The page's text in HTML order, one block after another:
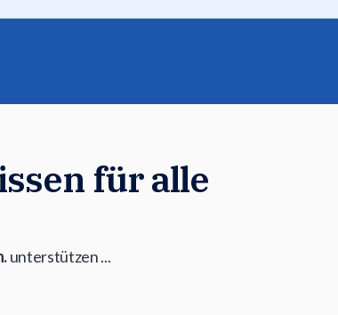
für alle
unterstützen ...